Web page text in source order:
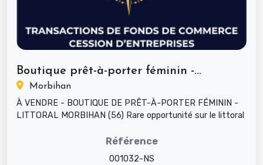
Boutique prêt-à-porter féminin -...
Morbihan
À VENDRE - BOUTIQUE DE PRÊT-À-PORTER FÉMININ -
LITTORAL MORBIHAN (56) Rare opportunité sur le littoral
Référence
001032-NS